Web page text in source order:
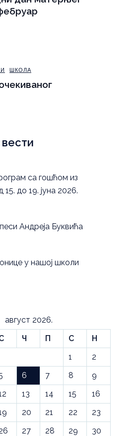
ШКОЛА
вести
са гошћом из
до 19. јуна 2026.
Андреја Буквића
у нашој школи
август 2026.
Ч П С
Н
1
2
6 7 8
9
13 14 15
16
20 21 22
23
27 28 29
30